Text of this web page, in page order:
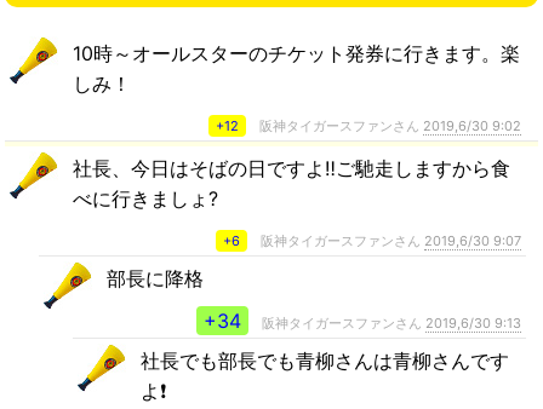
10時～オールスターのチケット発券に行きます。楽
しみ！
+12 阪神タイガースファンさん 2019,6/30 9:02
社長、今日はそばの日ですよ‼️ご馳走しますから食
べに行きましょ?
+6 阪神タイガースファンさん 2019,6/30 9:07
部長に降格
+34
阪神タイガースファンさん 2019,6/30 9:13
社長でも部長でも青柳さんは青柳さんです
よ❗